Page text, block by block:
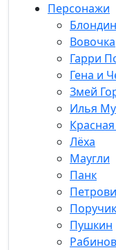
Персонажи
Вовочка
Гарри
Гена и
Змей
Илья
Лёха
Маугли
Панк
Пушкин